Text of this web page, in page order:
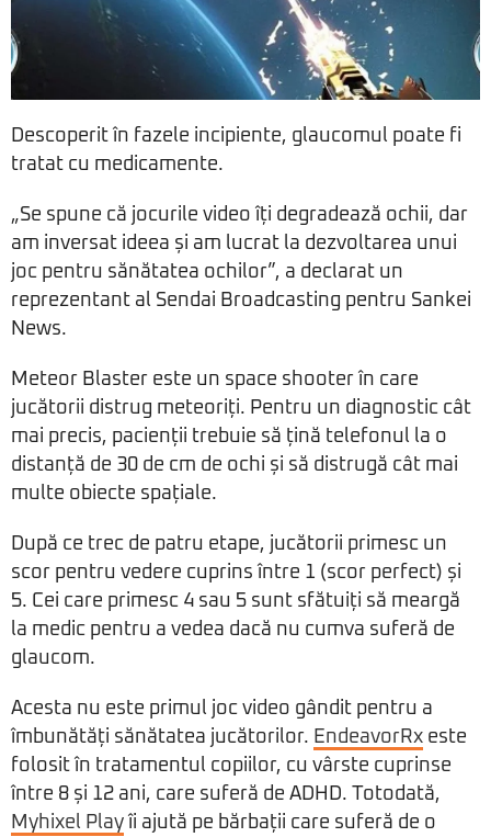
Descoperit în fazele incipiente, glaucomul poate fi
tratat cu medicamente.
„Se spune că jocurile video îți degradează ochii, dar
am inversat ideea și am lucrat la dezvoltarea unui
joc pentru sănătatea ochilor”, a declarat un
reprezentant al Sendai Broadcasting pentru Sankei
News.
Meteor Blaster este un space shooter în care
jucătorii distrug meteoriți. Pentru un diagnostic cât
mai precis, pacienții trebuie să țină telefonul la o
distanță de 30 de cm de ochi și să distrugă cât mai
multe obiecte spațiale.
După ce trec de patru etape, jucătorii primesc un
scor pentru vedere cuprins între 1 (scor perfect) și
5. Cei care primesc 4 sau 5 sunt sfătuiți să meargă
la medic pentru a vedea dacă nu cumva suferă de
glaucom.
Acesta nu este primul joc video gândit pentru a
îmbunătăți sănătatea jucătorilor. EndeavorRx este
folosit în tratamentul copiilor, cu vârste cuprinse
între 8 și 12 ani, care suferă de ADHD. Totodată,
Myhixel Play îi ajută pe bărbații care suferă de o